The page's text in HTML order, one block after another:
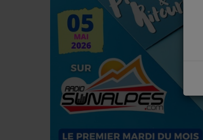
COMMENT NOUS ÉCOUTER ?
NOS REPLAYS